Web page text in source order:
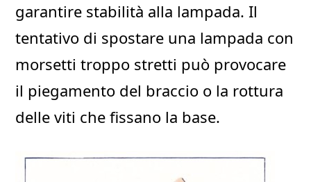
garantire stabilità alla lampada. Il
tentativo di spostare una lampada con
morsetti troppo stretti può provocare
il piegamento del braccio o la rottura
delle viti che fissano la base.